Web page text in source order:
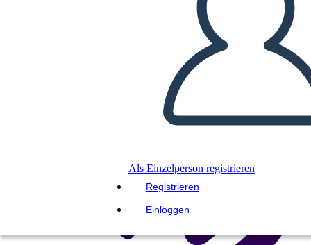
Als Einzelperson registrieren
Registrieren
Einloggen